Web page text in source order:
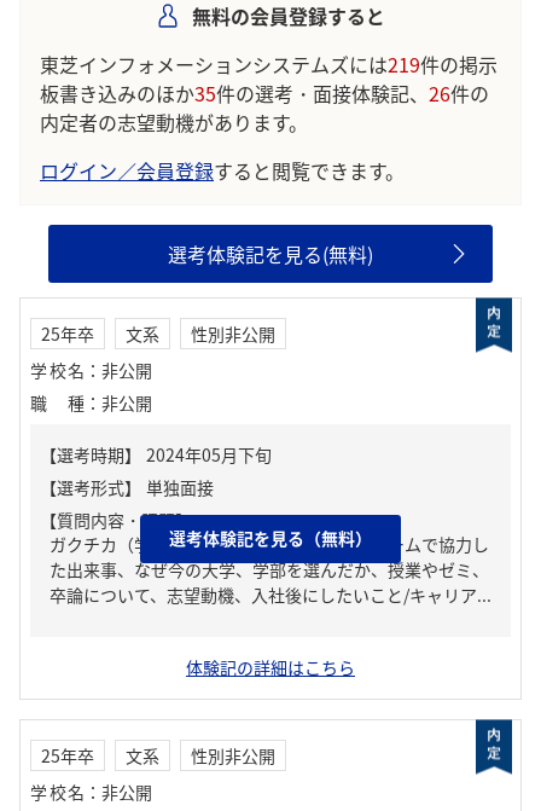
無料の会員登録すると
東芝インフォメーションシステムズには219件の掲示
板書き込みのほか35件の選考・面接体験記、 26件の
内定者の志望動機があります。
ログイン／会員登録すると閲覧できます。
選考体験記を見る(無料)
25年卒 文系
性別非公開
学校名 ： 非公開
職種 ： 非公開
【質問内容・課題】
ガクチカ（学生時代に力を入れたこと）、チームで協力し
た出来事、なぜ今の大学、学部を選んだか、授業やゼミ、
卒論について、志望動機、入社後にしたいこと/キャリア...
選考体験記を見る（無料）
体験記の詳細はこちら
25年卒 文系
性別非公開
学校名 ： 非公開